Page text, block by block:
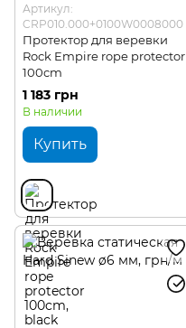
Артикул:
CRP010.000+0100W0008000
Протектор для веревки
Rock Empire rope protector
100cm
1 183 грн
В наличии
Купить